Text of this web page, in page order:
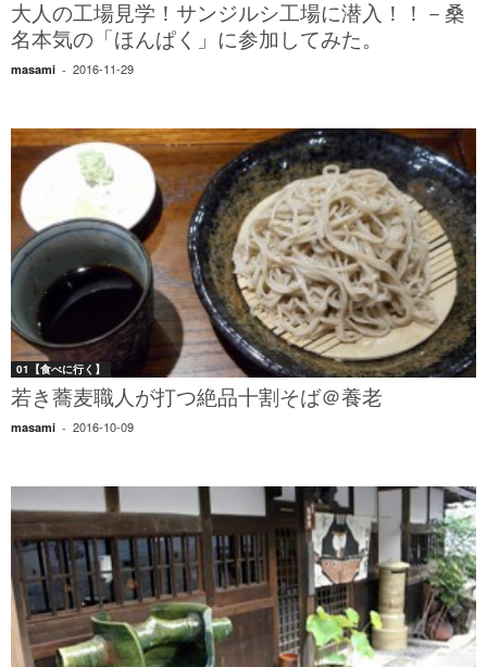
大人の工場見学！サンジルシ工場に潜入！！－桑
名本気の「ほんぱく」に参加してみた。
masami - 2016-11-29
01【食べに行く】
若き蕎麦職人が打つ絶品十割そば＠養老
masami - 2016-10-09